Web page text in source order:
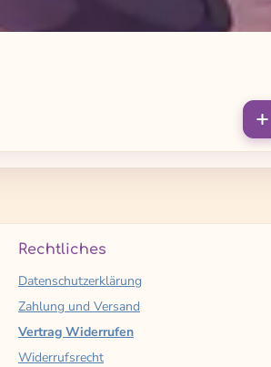
Rechtliches
Datenschutzerklärung
Zahlung und Versand
Vertrag Widerrufen
Widerrufsrecht